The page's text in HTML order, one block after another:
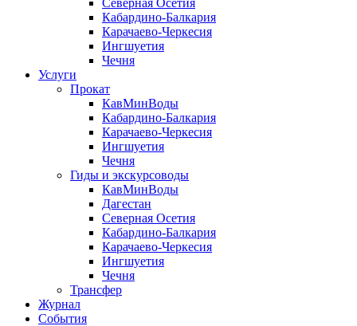
Северная Осетия
Кабардино-Балкария
Карачаево-Черкесия
Ингшуетия
Чечня
Услуги
Прокат
КавМинВоды
Кабардино-Балкария
Карачаево-Черкесия
Ингшуетия
Чечня
Гиды и экскурсоводы
КавМинВоды
Дагестан
Северная Осетия
Кабардино-Балкария
Карачаево-Черкесия
Ингшуетия
Чечня
Трансфер
Журнал
События